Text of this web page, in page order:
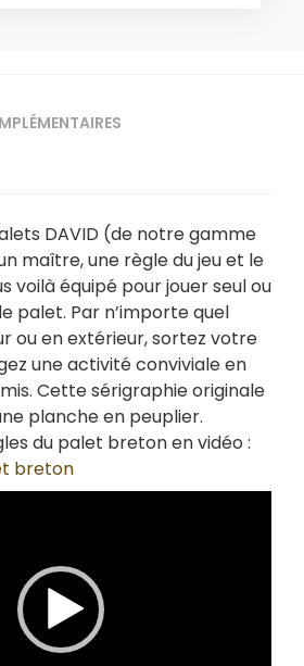
DAVID (de notre gamme
maître, une règle du jeu et le
voilà équipé pour jouer seul ou
palet. Par n’importe quel
ou en extérieur, sortez votre
une activité conviviale en
Cette sérigraphie originale
planche en peuplier.
du palet breton en vidéo :
breton